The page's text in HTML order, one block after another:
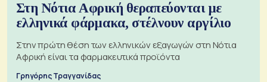
Στη Νότια Αφρική θεραπεύονται με
ελληνικά φάρμακα, στέλνουν αργίλιο
Στην πρώτη θέση των ελληνικών εξαγωγών στη Νότια
Αφρική είναι τα φαρμακευτικά προϊόντα
Γρηγόρης Τραγγανίδας